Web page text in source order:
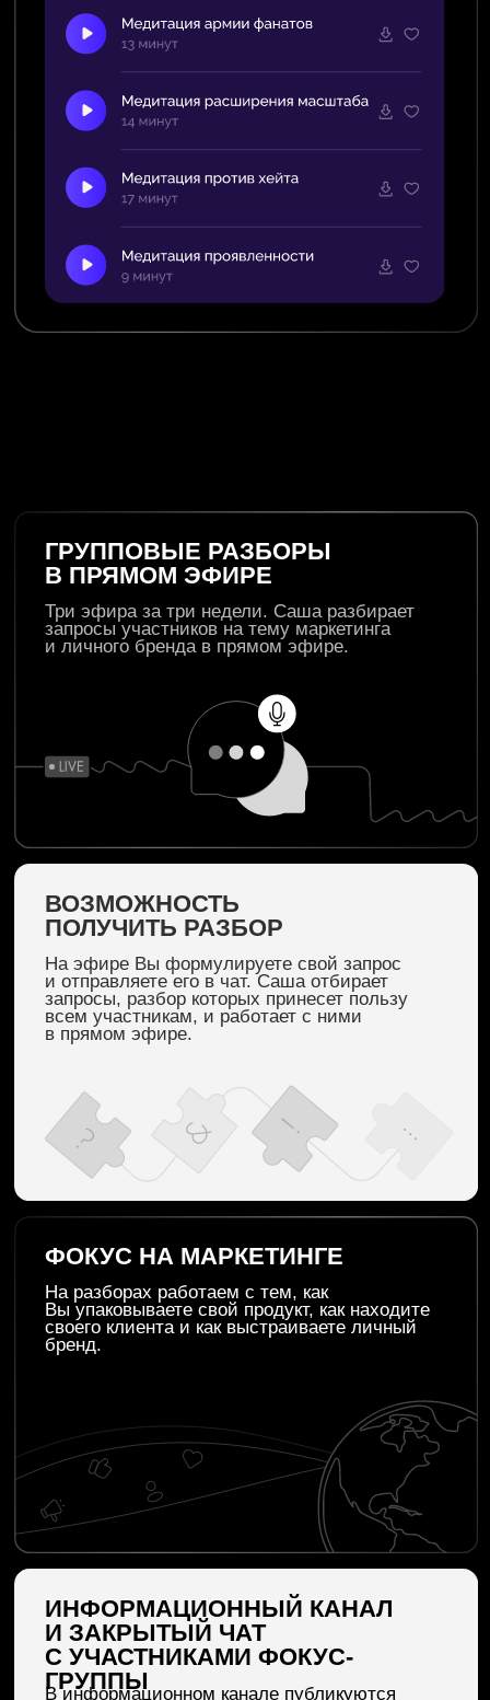
ИНФОРМАЦИОННЫЙ КАНАЛ
И ЗАКРЫТЫЙ ЧАТ
С УЧАСТНИКАМИ ФОКУС-
В информационном канале публикуются
анонсы эфиров, записи и все материалы
программы.
В закрытом чате Вы общаетесь с другими
участниками, делитесь результатами
и вдохновляетесь друг другом.
мы подготовим для Вас удобный конспект
В программу входит доступ к новому
продукту по маркетингу и личному бренду:
как читать алгоритмы Ваших соцсетей,
какой формат контента монетизируется
в Вашей нише,
как продавать через вдохновение клиента
и собирать личный бренд с нуля.
Продукт стартует в июне 2026 года.
ЧТО ЕЩЕ ВХОДИТ
В ПРОГРАММУ
Это база знаний для нейросетей, которую
Вы загружаете в любую нейросеть, и она
начинает работать над Вашим маркетингом,
продвижением и поведением в соцсетях,
опираясь на подход Саши. На фокус-группе
у Вас будет возможность вместе с Сашей
пробовать AI-файл в работе, тестировать
Ваш контекст.
в отдельном пакете в приложении AB.MONEY:
записи эфиров, конспекты с таймингами и 13
медитаций по маркетингу. Доступ
к материалам — 1 год.
Медитации остаются с Вами навсегда.